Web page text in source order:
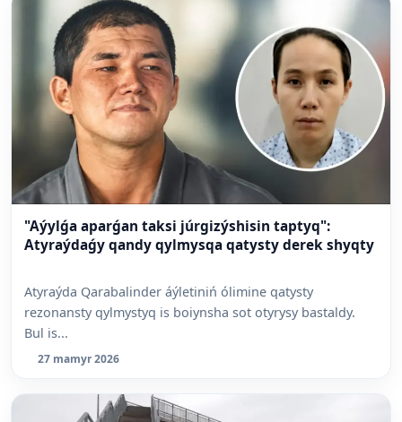
"Aýylǵa aparǵan taksi júrgizýshisin taptyq":
Atyraýdaǵy qandy qylmysqa qatysty derek shyqty
Atyraýda Qarabalinder áýletiniń ólimine qatysty
rezonansty qylmystyq is boiynsha sot otyrysy bastaldy.
Bul is...
27 mamyr 2026